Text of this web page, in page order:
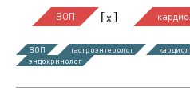
ВОП [x]
ВОП гастроэнтеролог
эндокринолог